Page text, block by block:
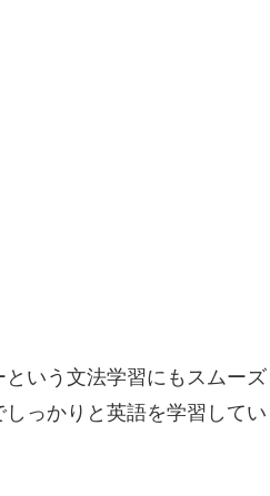
いう文法学習にもスムーズ
っかりと英語を学習してい